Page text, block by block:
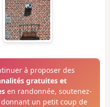
à proposer des
gratuites et
en randonnée, soutenez-
un petit coup de